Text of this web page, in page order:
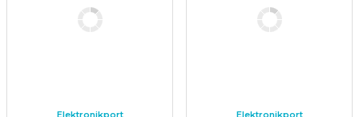
Elektronikport
Elektronikport